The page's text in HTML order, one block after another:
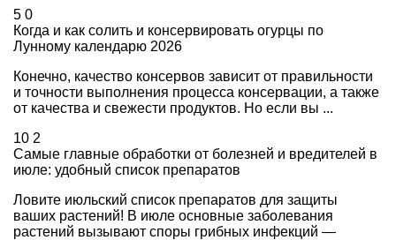
5 0
Когда и как солить и консервировать огурцы по
Лунному календарю 2026
Конечно, качество консервов зависит от правильности
и точности выполнения процесса консервации, а также
от качества и свежести продуктов. Но если вы ...
10 2
Самые главные обработки от болезней и вредителей в
июле: удобный список препаратов
Ловите июльский список препаратов для защиты
ваших растений! В июле основные заболевания
растений вызывают споры грибных инфекций —